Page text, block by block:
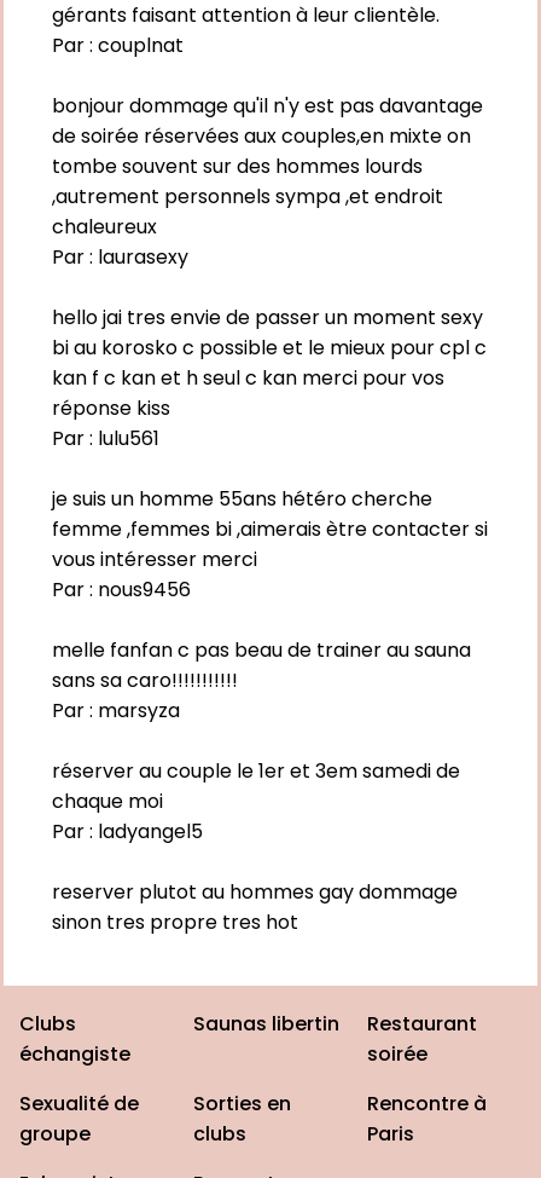
gérants faisant attention à leur clientèle.
Par : couplnat
bonjour dommage qu'il n'y est pas davantage
de soirée réservées aux couples,en mixte on
tombe souvent sur des hommes lourds
,autrement personnels sympa ,et endroit
chaleureux
Par : laurasexy
hello jai tres envie de passer un moment sexy
bi au korosko c possible et le mieux pour cpl c
kan f c kan et h seul c kan merci pour vos
réponse kiss
Par : lulu561
je suis un homme 55ans hétéro cherche
femme ,femmes bi ,aimerais ètre contacter si
vous intéresser merci
Par : nous9456
melle fanfan c pas beau de trainer au sauna
sans sa caro!!!!!!!!!!!
Par : marsyza
réserver au couple le 1er et 3em samedi de
chaque moi
Par : ladyangel5
reserver plutot au hommes gay dommage
sinon tres propre tres hot
Clubs
échangiste
Saunas libertin
Restaurant
soirée
Sexualité de
groupe
Sorties en
clubs
Rencontre à
Paris